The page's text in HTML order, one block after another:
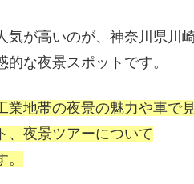
気が高いのが、神奈川県川
な夜景スポットです。
業地帯の夜景の魅力や車で
、夜景ツアーについて